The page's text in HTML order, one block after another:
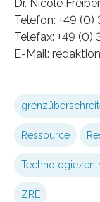
Dr. Nicole
Telefon: +49 (0)
Telefax: +49
E-Mail:
Ressource
ZRE